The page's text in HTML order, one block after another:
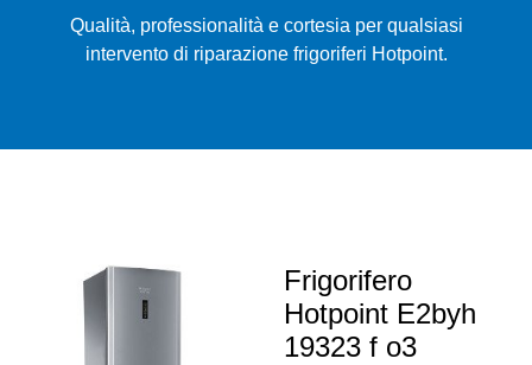
Qualità, professionalità e cortesia per qualsiasi
intervento di riparazione frigoriferi Hotpoint.
Frigorifero
Hotpoint E2byh
19323 f o3